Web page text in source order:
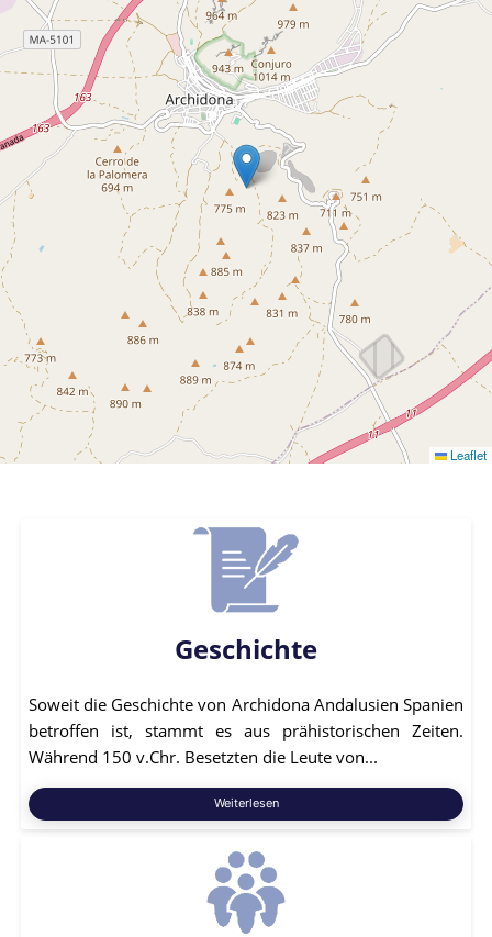
Leaflet
Geschichte
Soweit die Geschichte von Archidona Andalusien Spanien
betroffen ist, stammt es aus prähistorischen Zeiten.
Während 150 v.Chr. Besetzten die Leute von...
Weiterlesen